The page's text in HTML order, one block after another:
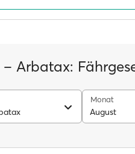
Arbatax:
Monat
August